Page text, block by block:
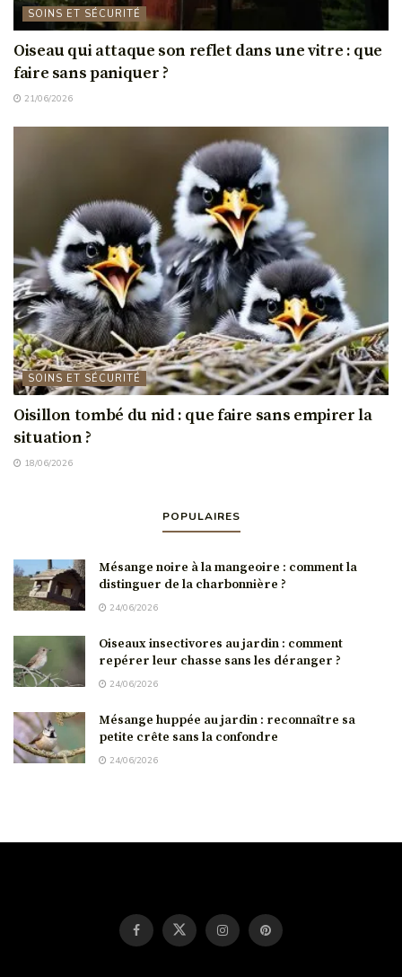
SOINS ET SÉCURITÉ
Oiseau qui attaque son reflet dans une vitre : que
faire sans paniquer ?
21/06/2026
SOINS ET SÉCURITÉ
Oisillon tombé du nid : que faire sans empirer la
situation ?
18/06/2026
POPULAIRES
Mésange noire à la mangeoire : comment la
distinguer de la charbonnière ?
24/06/2026
Oiseaux insectivores au jardin : comment
repérer leur chasse sans les déranger ?
24/06/2026
Mésange huppée au jardin : reconnaître sa
petite crête sans la confondre
24/06/2026